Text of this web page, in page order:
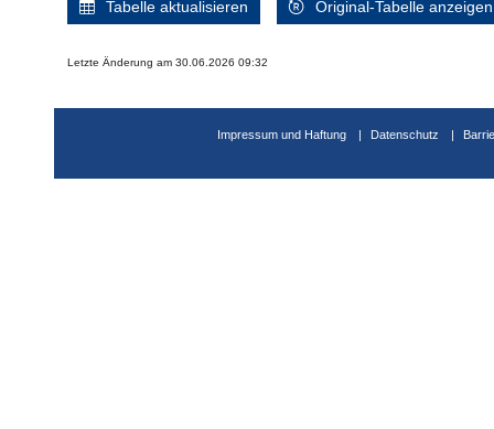
Tabelle aktualisieren Original-Tabelle anzeigen
Letzte Änderung am 30.06.2026 09:32
Impressum und Haftung Datenschutz